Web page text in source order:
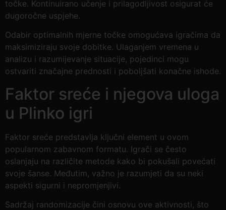
točke. Kontinuirano učenje i prilagodljivost osigurat će
dugoročne uspjehe.
Odabir optimalnih mjerne točke omogućava igračima da
maksimiziraju svoje dobitke. Ulaganjem vremena u
analizu i razumijevanje situacije, pojedinci mogu
ostvariti značajne prednosti i poboljšati konačne ishode.
Faktor sreće i njegova uloga
u Plinko igri
Faktor sreće predstavlja ključni element u ovom
popularnom zabavnom formatu. Igrači se često
oslanjaju na različite metode kako bi pokušali povećati
svoje šanse. Međutim, važno je razumjeti da su neki
aspekti sigurni i nepromjenjivi.
Sadržaj randomizacije čini osnovu ove aktivnosti, što